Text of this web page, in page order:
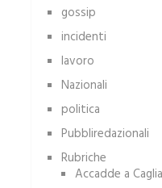
gossip
incidenti
lavoro
Nazionali
politica
Pubbliredazionali
Rubriche
Accadde a